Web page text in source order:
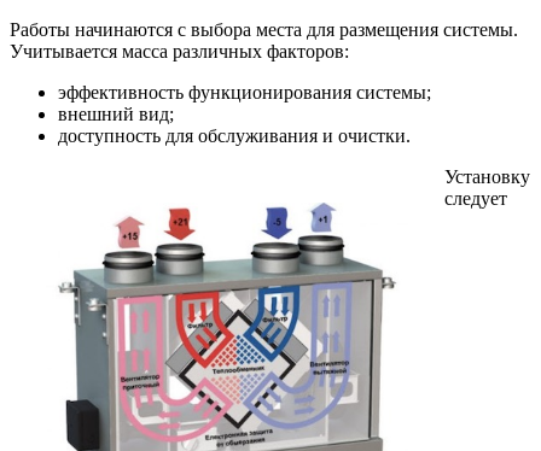
Работы начинаются с выбора места для размещения системы.
Учитывается масса различных факторов:
эффективность функционирования системы;
внешний вид;
доступность для обслуживания и очистки.
Установку
следует